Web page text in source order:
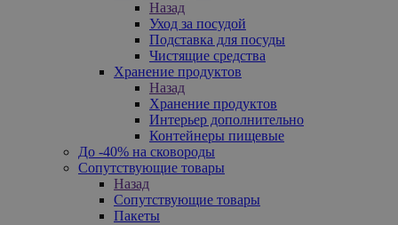
Назад
Уход за посудой
Подставка для посуды
Чистящие средства
Хранение продуктов
Назад
Хранение продуктов
Интерьер дополнительно
Контейнеры пищевые
До -40% на сковороды
Сопутствующие товары
Назад
Сопутствующие товары
Пакеты